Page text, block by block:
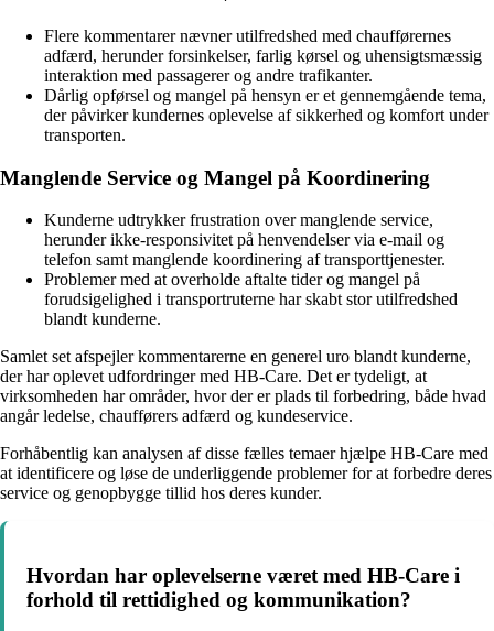
Flere kommentarer nævner utilfredshed med chaufførernes
adfærd, herunder forsinkelser, farlig kørsel og uhensigtsmæssig
interaktion med passagerer og andre trafikanter.
Dårlig opførsel og mangel på hensyn er et gennemgående tema,
der påvirker kundernes oplevelse af sikkerhed og komfort under
transporten.
Manglende Service og Mangel på Koordinering
Kunderne udtrykker frustration over manglende service,
herunder ikke-responsivitet på henvendelser via e-mail og
telefon samt manglende koordinering af transporttjenester.
Problemer med at overholde aftalte tider og mangel på
forudsigelighed i transportruterne har skabt stor utilfredshed
blandt kunderne.
Samlet set afspejler kommentarerne en generel uro blandt kunderne,
der har oplevet udfordringer med HB-Care. Det er tydeligt, at
virksomheden har områder, hvor der er plads til forbedring, både hvad
angår ledelse, chaufførers adfærd og kundeservice.
Forhåbentlig kan analysen af disse fælles temaer hjælpe HB-Care med
at identificere og løse de underliggende problemer for at forbedre deres
service og genopbygge tillid hos deres kunder.
Hvordan har oplevelserne været med HB-Care i
forhold til rettidighed og kommunikation?